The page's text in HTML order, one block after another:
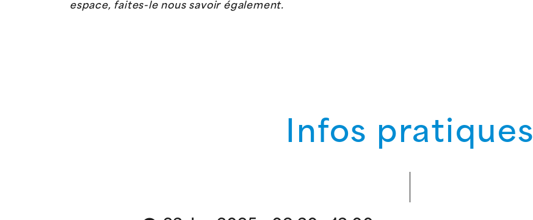
espace, faites-le nous savoir également.
Infos pratiques